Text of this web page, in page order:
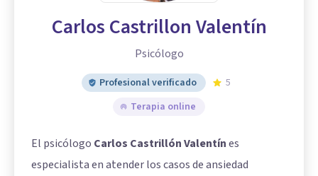
Carlos Castrillon Valentín
Psicólogo
Profesional verificado
5
Terapia online
El psicólogo Carlos Castrillón Valentínes
especialista en atender los casos de ansiedad